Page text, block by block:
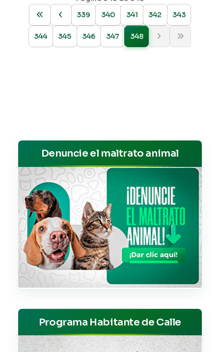
339
340 341 342 343
344 345 346 347 348
Denuncie el maltrato animal
Programa Habitante de Calle